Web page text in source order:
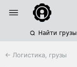
Найти грузы
← Логистика, грузы